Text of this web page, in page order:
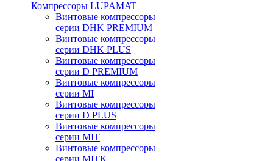
Компрессоры LUPAMAT
Винтовые компрессоры
серии DHK PREMIUM
Винтовые компрессоры
серии DHK PLUS
Винтовые компрессоры
серии D PREMIUM
Винтовые компрессоры
серии MI
Винтовые компрессоры
серии D PLUS
Винтовые компрессоры
серии MIT
Винтовые компрессоры
серии MITK